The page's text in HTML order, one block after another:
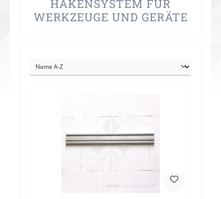
HAKENSYSTEM FÜR
WERKZEUGE UND GERÄTE